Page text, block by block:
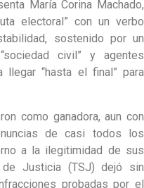
María Corina Machado,
electoral” con un verbo
sostenido por un
civil” y agentes
“hasta el final” para
como ganadora, aun con
de casi todos los
a la ilegitimidad de sus
de Justicia (TSJ) dejó sin
probadas por el